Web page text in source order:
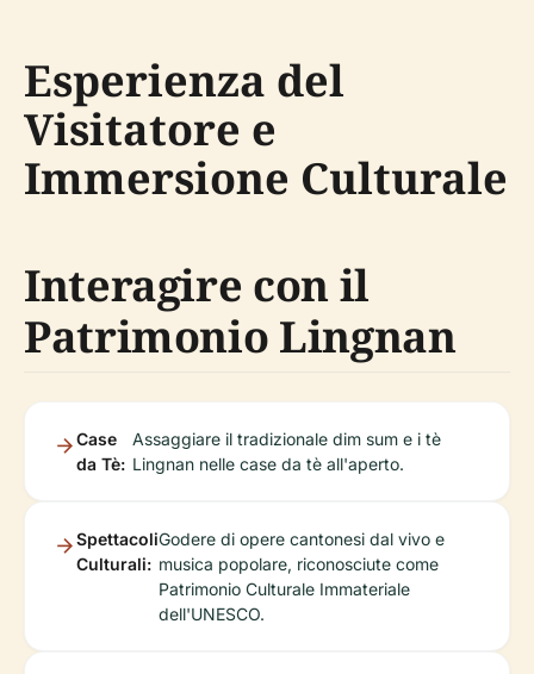
Esperienza del
Visitatore e
Immersione Culturale
Interagire con il
Patrimonio Lingnan
Case
da Tè:
Assaggiare il tradizionale dim sum e i tè
Lingnan nelle case da tè all'aperto.
Spettacoli
Culturali:
Godere di opere cantonesi dal vivo e
musica popolare, riconosciute come
Patrimonio Culturale Immateriale
dell'UNESCO.